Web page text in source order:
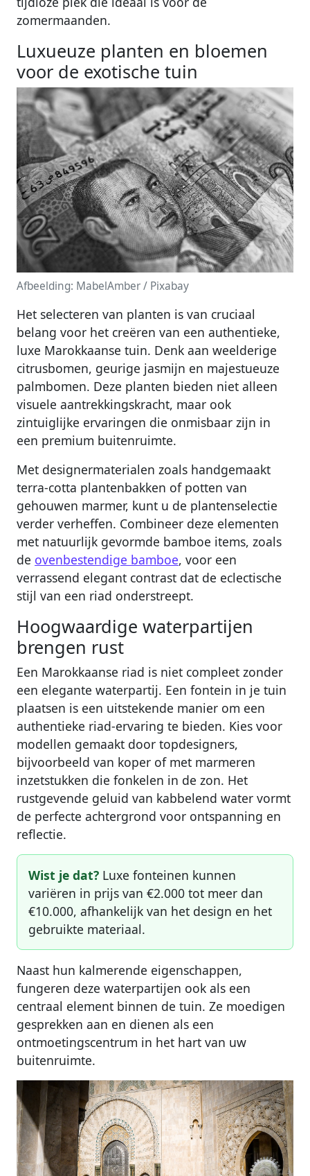
zomermaanden.
Luxueuze planten en bloemen
voor de exotische tuin
Afbeelding: MabelAmber / Pixabay
Het selecteren van planten is van cruciaal
belang voor het creëren van een authentieke,
luxe Marokkaanse tuin. Denk aan weelderige
citrusbomen, geurige jasmijn en majestueuze
palmbomen. Deze planten bieden niet alleen
visuele aantrekkingskracht, maar ook
zintuiglijke ervaringen die onmisbaar zijn in
een premium buitenruimte.
Met designermaterialen zoals handgemaakt
terra-cotta plantenbakken of potten van
gehouwen marmer, kunt u de plantenselectie
verder verheffen. Combineer deze elementen
met natuurlijk gevormde bamboe items, zoals
de ovenbestendige bamboe, voor een
verrassend elegant contrast dat de eclectische
stijl van een riad onderstreept.
Hoogwaardige waterpartijen
brengen rust
Een Marokkaanse riad is niet compleet zonder
een elegante waterpartij. Een fontein in je tuin
plaatsen is een uitstekende manier om een
authentieke riad-ervaring te bieden. Kies voor
modellen gemaakt door topdesigners,
bijvoorbeeld van koper of met marmeren
inzetstukken die fonkelen in de zon. Het
rustgevende geluid van kabbelend water vormt
de perfecte achtergrond voor ontspanning en
reflectie.
Wist je dat? Luxe fonteinen kunnen
variëren in prijs van €2.000 tot meer dan
€10.000, afhankelijk van het design en het
gebruikte materiaal.
Naast hun kalmerende eigenschappen,
fungeren deze waterpartijen ook als een
centraal element binnen de tuin. Ze moedigen
gesprekken aan en dienen als een
ontmoetingscentrum in het hart van uw
buitenruimte.